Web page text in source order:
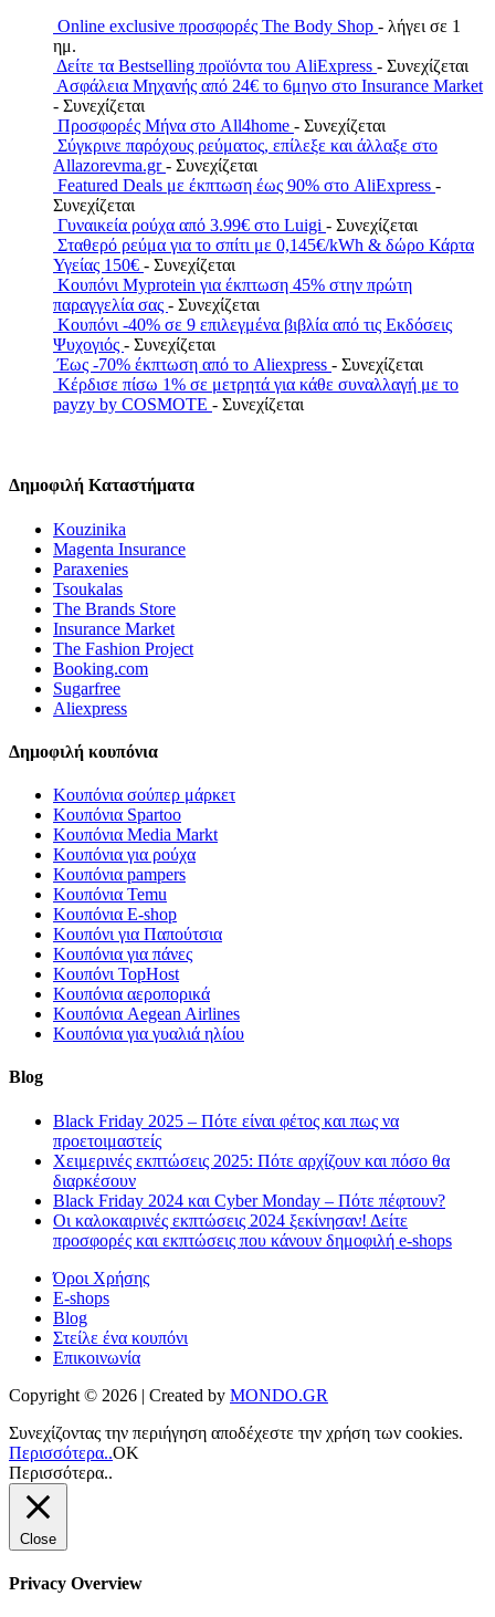
Online exclusive προσφορές The Body Shop - λήγει σε 1
ημ.
Δείτε τα Bestselling προϊόντα του AliExpress - Συνεχίζεται
Ασφάλεια Μηχανής από 24€ το 6μηνο στο Insurance Market
- Συνεχίζεται
Προσφορές Μήνα στο All4home - Συνεχίζεται
Σύγκρινε παρόχους ρεύματος, επίλεξε και άλλαξε στο
Allazorevma.gr- Συνεχίζεται
Featured Deals με έκπτωση έως 90% στο AliExpress -
Συνεχίζεται
Γυναικεία ρούχα από 3.99€ στο Luigi - Συνεχίζεται
Σταθερό ρεύμα για το σπίτι με 0,145€/kWh & δώρο Κάρτα
Υγείας 150€ - Συνεχίζεται
Κουπόνι Myprotein για έκπτωση 45% στην πρώτη
παραγγελία σας - Συνεχίζεται
Κουπόνι -40% σε 9 επιλεγμένα βιβλία από τις Εκδόσεις
Ψυχογιός - Συνεχίζεται
Έως -70% έκπτωση από το Aliexpress - Συνεχίζεται
Κέρδισε πίσω 1% σε μετρητά για κάθε συναλλαγή με το
payzy by COSMOTE - Συνεχίζεται
Δημοφιλή Καταστήματα
Kouzinika
Magenta Insurance
Paraxenies
Tsoukalas
The Brands Store
Insurance Market
The Fashion Project
Booking.com
Sugarfree
Aliexpress
Δημοφιλή κουπόνια
Κουπόνια σούπερ μάρκετ
Κουπόνια Spartoo
Κουπόνια Media Markt
Κουπόνια για ρούχα
Κουπόνια pampers
Κουπόνια Temu
Κουπόνια E-shop
Κουπόνι για Παπούτσια
Κουπόνια για πάνες
Κουπόνι TopHost
Κουπόνια αεροπορικά
Κουπόνια Aegean Airlines
Κουπόνια για γυαλιά ηλίου
Blog
Black Friday 2025 – Πότε είναι φέτος και πως να
προετοιμαστείς
Χειμερινές εκπτώσεις 2025: Πότε αρχίζουν και πόσο θα
διαρκέσουν
Black Friday 2024 και Cyber Monday – Πότε πέφτουν?
Οι καλοκαιρινές εκπτώσεις 2024 ξεκίνησαν! Δείτε
προσφορές και εκπτώσεις που κάνουν δημοφιλή e-shops
Όροι Χρήσης
E-shops
Blog
Στείλε ένα κουπόνι
Επικοινωνία
Copyright © 2026 | Created by MONDO.GR
Συνεχίζοντας την περιήγηση αποδέχεστε την χρήση των cookies.
Περισσότερα..ΟΚ
Περισσότερα..
Close
Privacy Overview